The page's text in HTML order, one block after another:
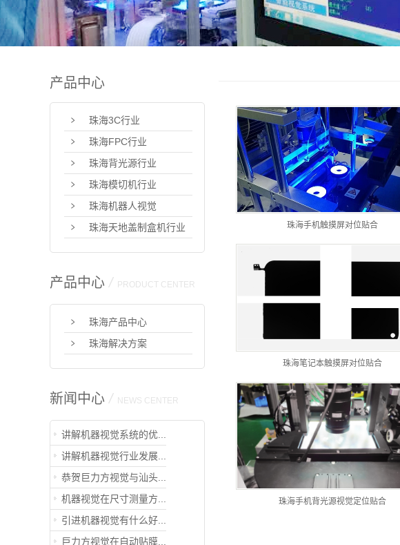
产品中心
珠海3C行业
珠海FPC行业
珠海背光源行业
珠海模切机行业
珠海机器人视觉
珠海天地盖制盒机行业
产品中心 / PRODUCT CENTER
珠海产品中心
珠海解决方案
新闻中心 / NEWS CENTER
讲解机器视觉系统的优...
讲解机器视觉行业发展...
恭贺巨力方视觉与汕头...
机器视觉在尺寸测量方...
引进机器视觉有什么好...
巨力方视觉在自动贴膜...
珠海手机触摸屏对位贴合
珠海笔记本触摸屏对位贴合
珠海手机背光源视觉定位贴合